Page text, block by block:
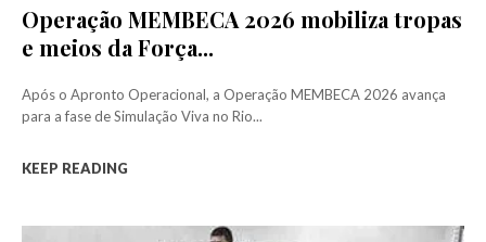
Operação MEMBECA 2026 mobiliza tropas
e meios da Força...
Após o Apronto Operacional, a Operação MEMBECA 2026 avança
para a fase de Simulação Viva no Rio...
KEEP READING